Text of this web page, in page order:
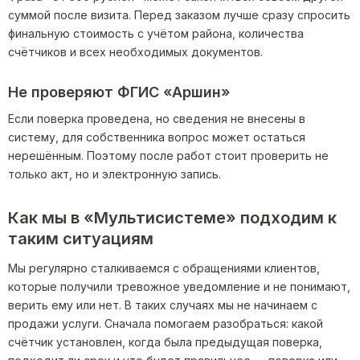
суммой после визита. Перед заказом лучше сразу спросить
финальную стоимость с учётом района, количества
счётчиков и всех необходимых документов.
Не проверяют ФГИС «Аршин»
Если поверка проведена, но сведения не внесены в
систему, для собственника вопрос может остаться
нерешённым. Поэтому после работ стоит проверить не
только акт, но и электронную запись.
Как мы в «Мультисистеме» подходим к
таким ситуациям
Мы регулярно сталкиваемся с обращениями клиентов,
которые получили тревожное уведомление и не понимают,
верить ему или нет. В таких случаях мы не начинаем с
продажи услуги. Сначала помогаем разобраться: какой
счётчик установлен, когда была предыдущая поверка,